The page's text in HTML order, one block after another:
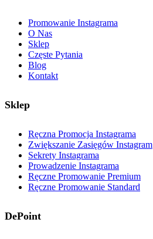
Promowanie Instagrama
O Nas
Sklep
Częste Pytania
Blog
Kontakt
Sklep
Ręczna Promocja Instagrama
Zwiększanie Zasięgów Instagram
Sekrety Instagrama
Prowadzenie Instagrama
Ręczne Promowanie Premium
Ręczne Promowanie Standard
DePoint